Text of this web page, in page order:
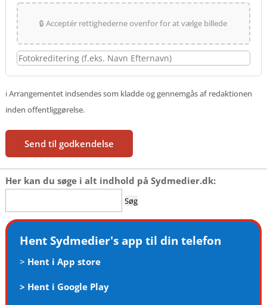
🔒 Acceptér rettighederne ovenfor for at vælge billede
ℹ️ Arrangementet indsendes som kladde og gennemgås af redaktionen
inden offentliggørelse.
Send til godkendelse
Her kan du søge i alt indhold på Sydmedier.dk:
efter:
Hent Sydmedier's app til din telefon
> Hent i App store
> Hent i Google Play